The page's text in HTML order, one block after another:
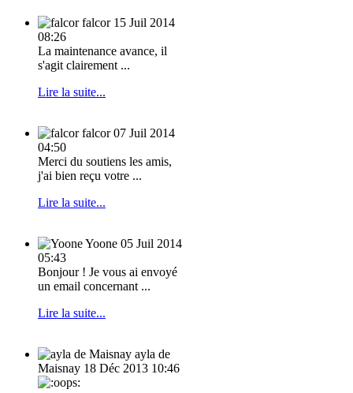
falcor 15 Juil 2014
08:26
La maintenance avance, il
s'agit clairement ...
Lire la suite...
falcor 07 Juil 2014
04:50
Merci du soutiens les amis,
j'ai bien reçu votre ...
Lire la suite...
Yoone 05 Juil 2014
05:43
Bonjour ! Je vous ai envoyé
un email concernant ...
Lire la suite...
ayla de
Maisnay 18 Déc 2013 10:46